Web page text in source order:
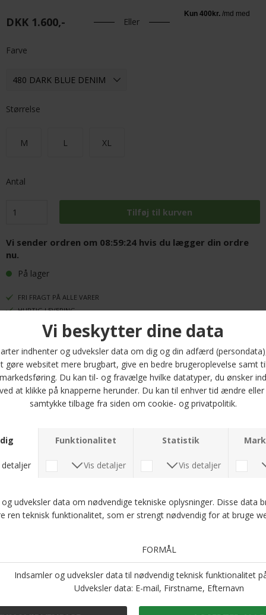
DKK 1.600,- Eller
Farve
Størrelse
M L XL
Antal
Vi sender ordren om 08:59:23 hvis du lægger din ordre
nu.
På lager
FRI FRAGT PÅ ALLE VARER
HURTIG LEVERING
30 DAGES RETURRET
Oplev den perfekte kombination af stil og komfort med Mos Mosh - Micca
selvedge jacket i mørkeblå denim. Denne jakke er designet til at blive en
uundgåelig del af din garderobe. Den er lavet af et højkvalitets materiale
bestående af 67 % bomuld, 22 % viskose og 11 % polyester, hvilket sikrer
både åndbarhed og holdbarhed.
Micca jakken har en regular fit, der giver en afslappet, men stilfuld silhuet,
perfekt til både hverdag og mere formelle anledninger. Den tidløse
garderobe.
denne overshirt et alsidigt valg. Fås i størrelserne M, L og XL, så du kan
finde den perfekte pasform. Gør dig selv en tjeneste og tilføj Mos Mosh -
Micca selvedge jacket til din samling - du vil ikke fortryde det!
Optjen 5 procent rabat på alle din køb
Andre købte også